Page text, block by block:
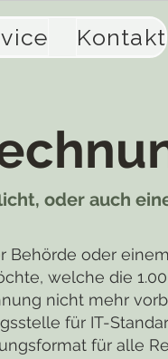
Kontakt
oder auch
Behörde oder
welche die
nicht mehr
für IT-
für alle